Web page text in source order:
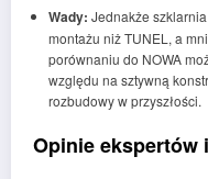
Wady: Jednakże
montażu niż TUNEL, a
porównaniu do NOWA
względu na sztywną
rozbudowy w przyszłości.
Opinie ekspertów